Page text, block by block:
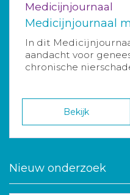
Medicijnjournaal
Medicijnjournaal
In dit
aandacht voor
chronische
Bekijk
Nieuw onderzoek